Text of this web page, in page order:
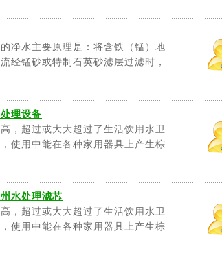
净水主要原理是：将含铁（锰）地
经锰砂或特制石英砂滤层过滤时，
理设备
，超过或大大超过了生活饮用水卫
使用中能在各种家用器具上产生棕
水处理滤芯
，超过或大大超过了生活饮用水卫
使用中能在各种家用器具上产生棕